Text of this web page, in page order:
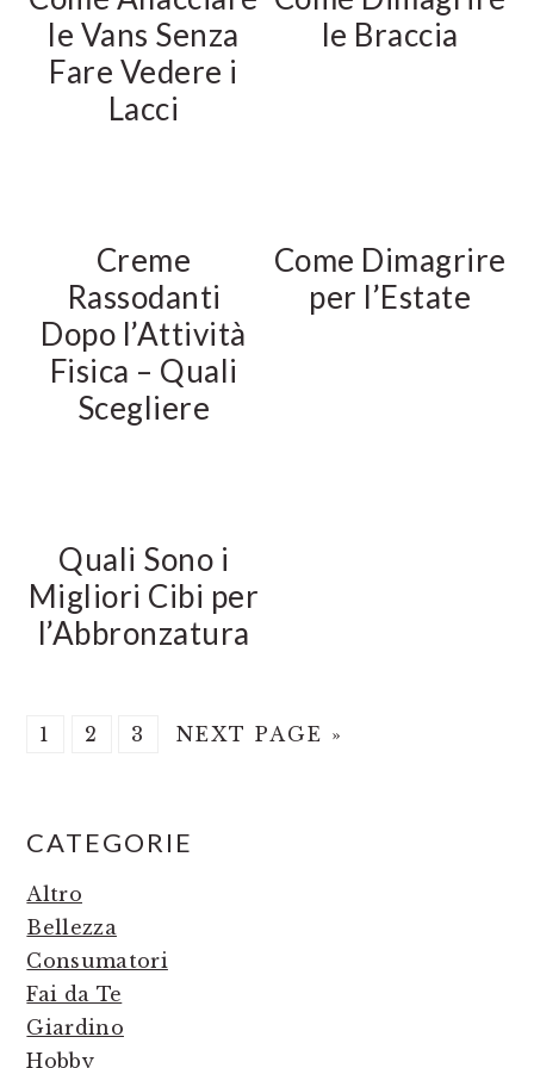
le Vans Senza
Fare Vedere i
Lacci
le Braccia
Creme
Rassodanti
Dopo l’Attività
Fisica – Quali
Scegliere
Come Dimagrire
per l’Estate
Quali Sono i
Migliori Cibi per
l’Abbronzatura
PAGE
1 PAGE
2 PAGE
3
GO
NEXT PAGE »
SIDEBAR
CATEGORIE
Altro
Bellezza
Consumatori
Fai da Te
Giardino
Hobby